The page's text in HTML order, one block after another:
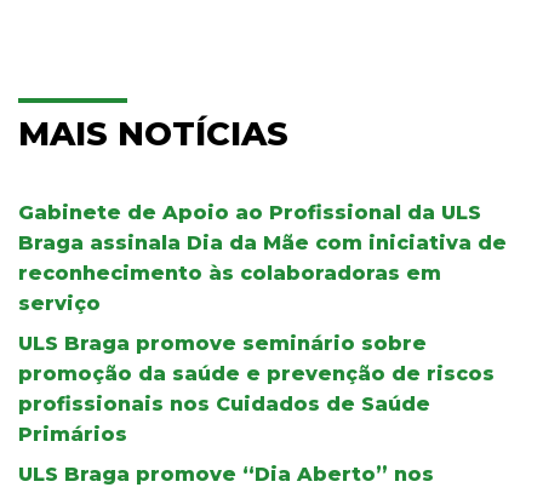
MAIS NOTÍCIAS
Gabinete de Apoio ao Profissional da ULS
Braga assinala Dia da Mãe com iniciativa de
reconhecimento às colaboradoras em
serviço
ULS Braga promove seminário sobre
promoção da saúde e prevenção de riscos
profissionais nos Cuidados de Saúde
Primários
ULS Braga promove “Dia Aberto” nos